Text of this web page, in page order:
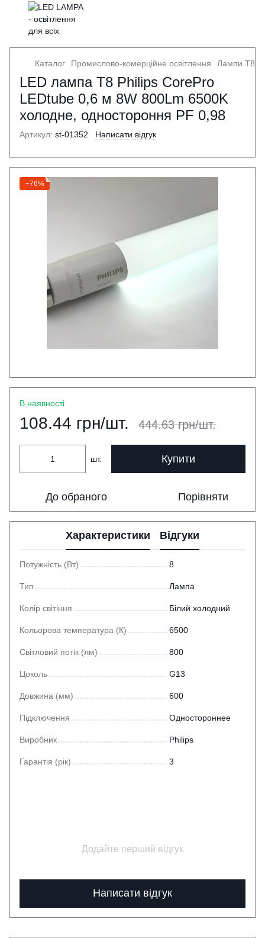
Каталог Промислово-комерційне освітлення Лампи Т8
LED лампа Т8 Philips CorePro
LEDtube 0,6 м 8W 800Lm 6500K
холодне, одностороння PF 0,98
Артикул: st-01352 Написати відгук
−76%
В наявності
108.44 грн/шт. 444.63 грн/шт.
шт. Купити
До обраного Порівняти
Характеристики Відгуки
Потужність (Вт) 8
Тип Лампа
Колір світіння Білий холодний
Кольорова температура (К) 6500
Світловий потік (лм) 800
Цоколь G13
Довжина (мм) 600
Підключення Одностороннее
Виробник Philips
Гарантія (рік) 3
Додайте перший відгук
Написати відгук